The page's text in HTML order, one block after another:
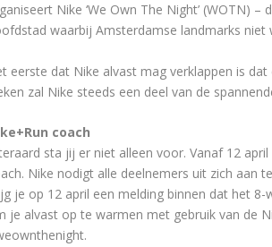
Nike ‘We Own The Night’ (WOTN)
waarbij Amsterdamse landmarks niet
eerste dat Nike alvast mag verklappen is
zal Nike steeds een deel van de
coach
sta jij er niet alleen voor. Vanaf 12
Nike nodigt alle deelnemers uit zich aan
je op 12 april een melding binnen dat het
je alvast op te warmen met gebruik van de